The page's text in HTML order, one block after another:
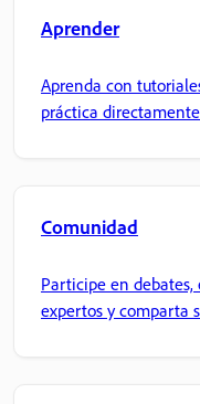
Aprender
Aprenda con
práctica
Comunidad
Participe en debates,
expertos y comparta